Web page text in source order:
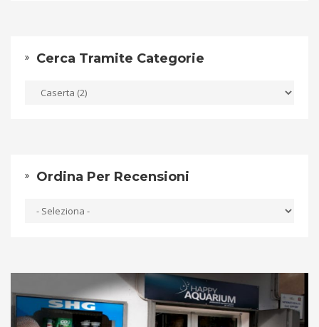
Cerca Tramite Categorie
Ordina Per Recensioni